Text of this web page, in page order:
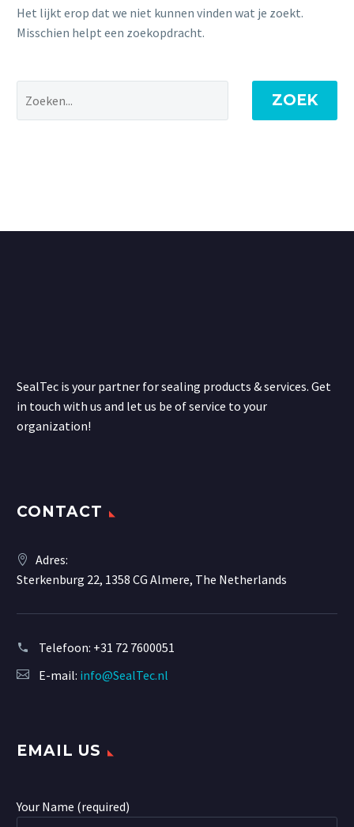
Het lijkt erop dat we niet kunnen vinden wat je zoekt.
Misschien helpt een zoekopdracht.
ZOEK
SealTec is your partner for sealing products & services. Get
in touch with us and let us be of service to your
organization!
CONTACT
Adres:
Sterkenburg 22, 1358 CG Almere, The Netherlands
Telefoon: +31 72 7600051
E-mail: info@SealTec.nl
EMAIL US
Your Name (required)